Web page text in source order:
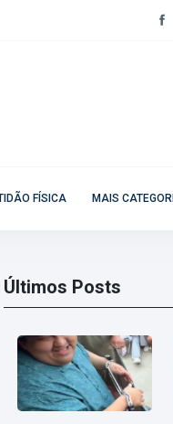
FÍSICA MAIS
Últimos Posts